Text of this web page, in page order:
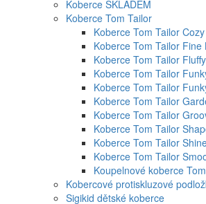
Koberce SKLADEM
Koberce Tom Tailor
Koberce Tom Tailor Cozy
Koberce Tom Tailor Fine
Koberce Tom Tailor Fluffy
Koberce Tom Tailor
Koberce Tom Tailor
Koberce Tom Tailor
Koberce Tom Tailor
Koberce Tom Tailor
Koberce Tom Tailor
Koberce Tom Tailor
Koupelnové koberce
Kobercové protiskluzové
Sigikid dětské koberce